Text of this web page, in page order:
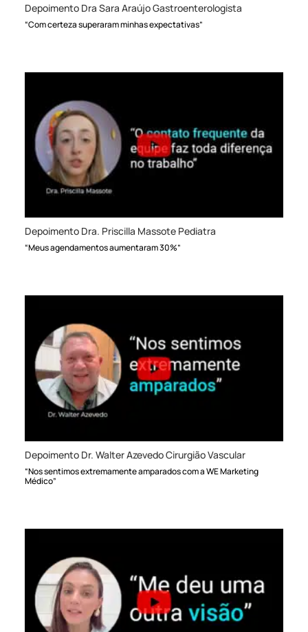
Depoimento Dra Sara Araújo Gastroenterologista
“Com certeza superaram minhas expectativas”
Depoimento Dra. Priscilla Massote Pediatra
“Meus agendamentos aumentaram 30%”
Depoimento Dr. Walter Azevedo Cirurgião Vascular
“Nos sentimos extremamente amparados com a WE Marketing
Médico”